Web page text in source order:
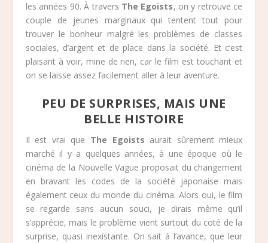
les années 90. À travers The Egoists, on y retrouve ce
couple de jeunes marginaux qui tentent tout pour
trouver le bonheur malgré les problèmes de classes
sociales, d’argent et de place dans la société. Et c’est
plaisant à voir, mine de rien, car le film est touchant et
on se laisse assez facilement aller à leur aventure.
PEU DE SURPRISES, MAIS UNE
BELLE HISTOIRE
Il est vrai que The Egoists aurait sûrement mieux
marché il y a quelques années, à une époque où le
cinéma de la Nouvelle Vague proposait du changement
en bravant les codes de la société japonaise mais
également ceux du monde du cinéma. Alors oui, le film
se regarde sans aucun souci, je dirais même qu’il
s’apprécie, mais le problème vient surtout du coté de la
surprise, quasi inexistante. On sait à l’avance, que leur